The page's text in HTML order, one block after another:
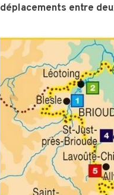
déplacements entre